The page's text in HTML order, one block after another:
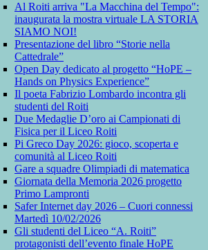
Al Roiti arriva "La Macchina del Tempo":
inaugurata la mostra virtuale LA STORIA
SIAMO NOI!
Presentazione del libro “Storie nella
Cattedrale”
Open Day dedicato al progetto “HoPE –
Hands on Physics Experience”
Il poeta Fabrizio Lombardo incontra gli
studenti del Roiti
Due Medaglie D’oro ai Campionati di
Fisica per il Liceo Roiti
Pi Greco Day 2026: gioco, scoperta e
comunità al Liceo Roiti
Gare a squadre Olimpiadi di matematica
Giornata della Memoria 2026 progetto
Primo Lampronti
Safer Internet day 2026 – Cuori connessi
Martedì 10/02/2026
Gli studenti del Liceo “A. Roiti”
protagonisti dell’evento finale HoPE